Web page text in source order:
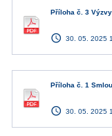
Příloha č. 3
access_time 30. 05. 2025
Příloha č. 1
access_time 30. 05. 2025